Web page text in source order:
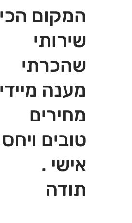
המקום הכי
שירותי
שהכרתי
מענה מיידי
מחירים
טובים ויחס
אישי .
תודה